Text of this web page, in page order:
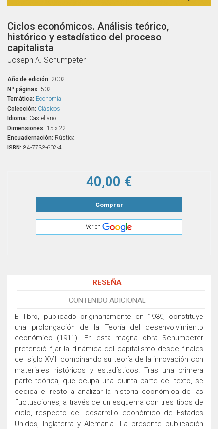
Ciclos económicos. Análisis teórico,
histórico y estadístico del proceso
capitalista
Joseph A. Schumpeter
Año de edición: 2002
Nº páginas: 502
Temática: Economía
Colección: Clásicos
Idioma: Castellano
Dimensiones: 15 x 22
Encuadernación: Rústica
ISBN: 84-7733-602-4
40,00 €
Comprar
Ver en
RESEÑA
CONTENIDO ADICIONAL
El libro, publicado originariamente en 1939, constituye
una prolongación de la Teoría del desenvolvimiento
económico (1911). En esta magna obra Schumpeter
pretendió fijar la dinámica del capitalismo desde finales
del siglo XVIII combinando su teoría de la innovación con
materiales históricos y estadísticos. Tras una primera
parte teórica, que ocupa una quinta parte del texto, se
dedica el resto a analizar la historia económica de las
fluctuaciones, a través de un esquema con tres tipos de
ciclo, respecto del desarrollo económico de Estados
Unidos, Inglaterra y Alemania. La presente publicación